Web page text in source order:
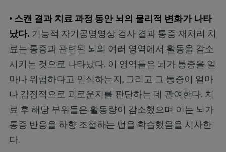
• 스캔 결과 치료 과정 동안 뇌의 물리적 변화가 나타
났다. 기능적 자기공명영상 검사 결과 통증 재처리 치
료는 통증과 관련된 뇌의 여러 영역에서 활동을 감소
시키는 것으로 나타났다. 이 영역들은 뇌가 통증을 얼
마나 위험하다고 인식하는지, 그리고 그 통증이 얼마
나 감정적으로 괴로운지를 판단하는 데 관여한다. 치
료 후 해당 부위들은 활동량이 감소했으며 이는 뇌가
통증 반응을 하향 조절하는 법을 학습했음을 시사한
다.